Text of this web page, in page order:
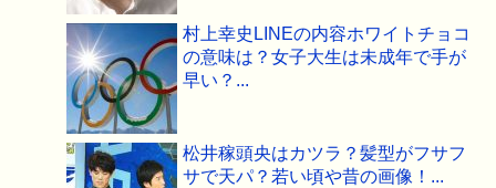
村上幸史LINEの内容ホワイトチョコ
の意味は？女子大生は未成年で手が
早い？...
松井稼頭央はカツラ？髪型がフサフ
サで天パ？若い頃や昔の画像！...